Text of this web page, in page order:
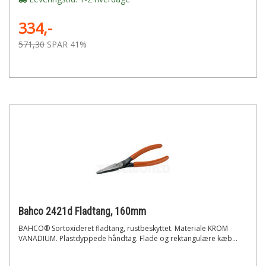
334,-
571,30 SPAR 41%
Bahco 2421d Fladtang, 160mm
BAHCO® Sortoxideret fladtang, rustbeskyttet. Materiale KROM
VANADIUM. Plastdyppede håndtag. Flade og rektangulære kæb...